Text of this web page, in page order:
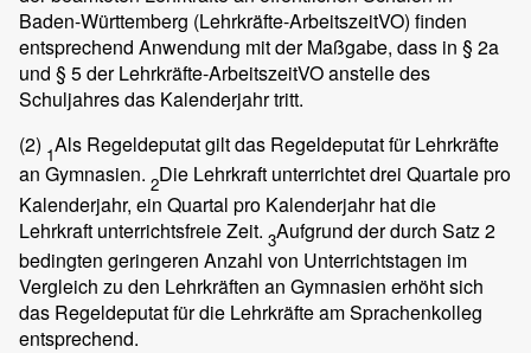
Baden-Württemberg (Lehrkräfte-ArbeitszeitVO) finden
entsprechend Anwendung mit der Maßgabe, dass in § 2a
und § 5 der Lehrkräfte-ArbeitszeitVO anstelle des
Schuljahres das Kalenderjahr tritt.
(2) 1Als Regeldeputat gilt das Regeldeputat für Lehrkräfte
an Gymnasien. 2Die Lehrkraft unterrichtet drei Quartale pro
Kalenderjahr, ein Quartal pro Kalenderjahr hat die
Lehrkraft unterrichtsfreie Zeit. 3Aufgrund der durch Satz 2
bedingten geringeren Anzahl von Unterrichtstagen im
Vergleich zu den Lehrkräften an Gymnasien erhöht sich
das Regeldeputat für die Lehrkräfte am Sprachenkolleg
entsprechend.